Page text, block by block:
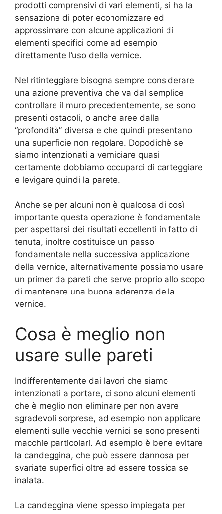
prodotti comprensivi di vari elementi, si ha la
sensazione di poter economizzare ed
approssimare con alcune applicazioni di
elementi specifici come ad esempio
direttamente l’uso della vernice.
Nel ritinteggiare bisogna sempre considerare
una azione preventiva che va dal semplice
controllare il muro precedentemente, se sono
presenti ostacoli, o anche aree dalla
“profondità” diversa e che quindi presentano
una superficie non regolare. Dopodichè se
siamo intenzionati a verniciare quasi
certamente dobbiamo occuparci di carteggiare
e levigare quindi la parete.
Anche se per alcuni non è qualcosa di così
importante questa operazione è fondamentale
per aspettarsi dei risultati eccellenti in fatto di
tenuta, inoltre costituisce un passo
fondamentale nella successiva applicazione
della vernice, alternativamente possiamo usare
un primer da pareti che serve proprio allo scopo
di mantenere una buona aderenza della
vernice.
Cosa è meglio non
usare sulle pareti
Indifferentemente dai lavori che siamo
intenzionati a portare, ci sono alcuni elementi
che è meglio non eliminare per non avere
sgradevoli sorprese, ad esempio non applicare
elementi sulle vecchie vernici se sono presenti
macchie particolari. Ad esempio è bene evitare
la candeggina, che può essere dannosa per
svariate superfici oltre ad essere tossica se
inalata.
La candeggina viene spesso impiegata per